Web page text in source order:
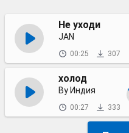
Не уходи
JAN
00:25 307
холод
By Индия
00:27 333